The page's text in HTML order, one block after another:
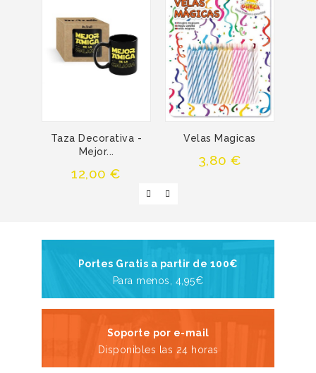
Taza Decorativa -
Mejor...
Precio
12,00 €
Velas Magicas
Precio
3,80 €
Portes Gratis a partir de 100€
Para menos, 4,95€
Soporte por e-mail
Disponibles las 24 horas